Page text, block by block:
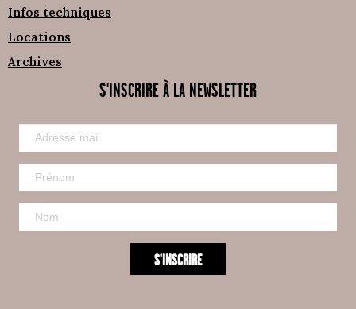
Infos techniques
Locations
Archives
S'INSCRIRE À LA NEWSLETTER